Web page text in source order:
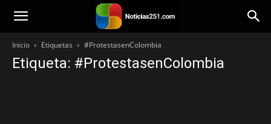
Noticias251
Inicio Etiquetas #ProtestasenColombia
Etiqueta: #ProtestasenColombia